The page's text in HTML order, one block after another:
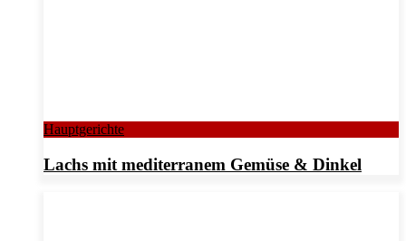
Hauptgerichte
Lachs mit mediterranem Gemüse & Dinkel